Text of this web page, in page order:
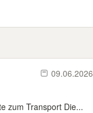
09.06.2026
zum Transport Die...